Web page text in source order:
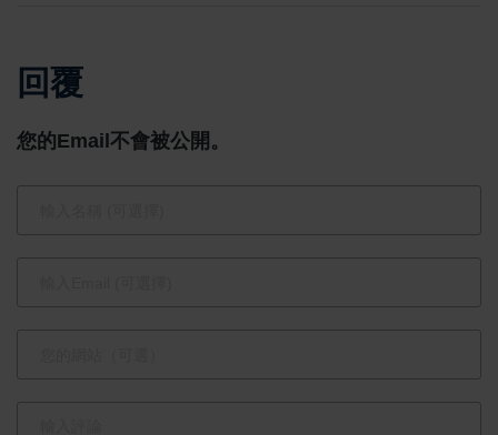
彩樺擔任一
日店長
回覆
您的Email不會被公開。